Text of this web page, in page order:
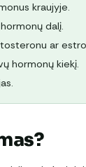
kraujyje.
dalį.
ar
hormonų kiekį.